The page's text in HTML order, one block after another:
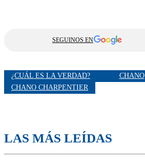
SEGUINOS EN
¿CUÁL ES LA VERDAD?
CHANO
CHANO CHARPENTIER
LAS MÁS LEÍDAS